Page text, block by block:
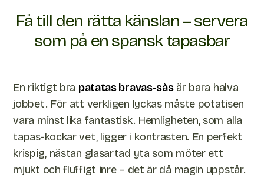
Få till den rätta känslan – servera
som på en spansk tapasbar
En riktigt bra patatas bravas-såsär bara halva
jobbet. För att verkligen lyckas måste potatisen
vara minst lika fantastisk. Hemligheten, som alla
tapas-kockar vet, ligger i kontrasten. En perfekt
krispig, nästan glasartad yta som möter ett
mjukt och fluffigt inre – det är då magin uppstår.